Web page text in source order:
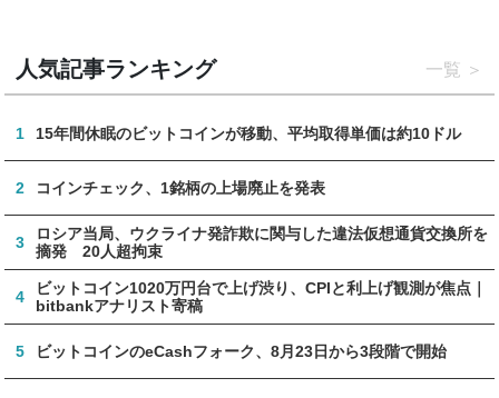
人気記事ランキング 一覧
1 15年間休眠のビットコインが移動、平均取得単価は約10ドル
2 コインチェック、1銘柄の上場廃止を発表
3
ロシア当局、ウクライナ発詐欺に関与した違法仮想通貨交換所を
摘発 20人超拘束
4
ビットコイン1020万円台で上げ渋り、CPIと利上げ観測が焦点｜
bitbankアナリスト寄稿
5 ビットコインのeCashフォーク、8月23日から3段階で開始